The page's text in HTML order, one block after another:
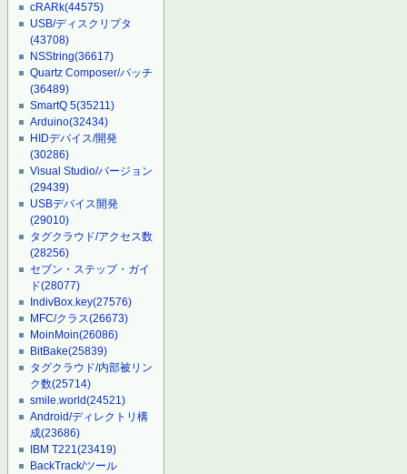
cRARk(44575)
USB/ディスクリプタ
(43708)
NSString(36617)
Quartz Composer/パッチ
(36489)
SmartQ 5(35211)
Arduino(32434)
HIDデバイス/開発
(30286)
Visual Studio/バージョン
(29439)
USBデバイス開発
(29010)
タグクラウド/アクセス数
(28256)
セブン・ステップ・ガイ
ド(28077)
IndivBox.key(27576)
MFC/クラス(26673)
MoinMoin(26086)
BitBake(25839)
タグクラウド/内部被リン
ク数(25714)
smile.world(24521)
Android/ディレクトリ構
成(23686)
IBM T221(23419)
BackTrack/ツール